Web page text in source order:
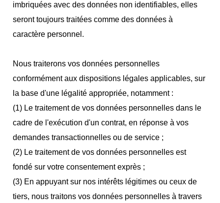
imbriquées avec des données non identifiables, elles
seront toujours traitées comme des données à
caractère personnel.
Nous traiterons vos données personnelles
conformément aux dispositions légales applicables, sur
la base d'une légalité appropriée, notamment :
(1) Le traitement de vos données personnelles dans le
cadre de l'exécution d'un contrat, en réponse à vos
demandes transactionnelles ou de service ;
(2) Le traitement de vos données personnelles est
fondé sur votre consentement exprès ;
(3) En appuyant sur nos intérêts légitimes ou ceux de
tiers, nous traitons vos données personnelles à travers